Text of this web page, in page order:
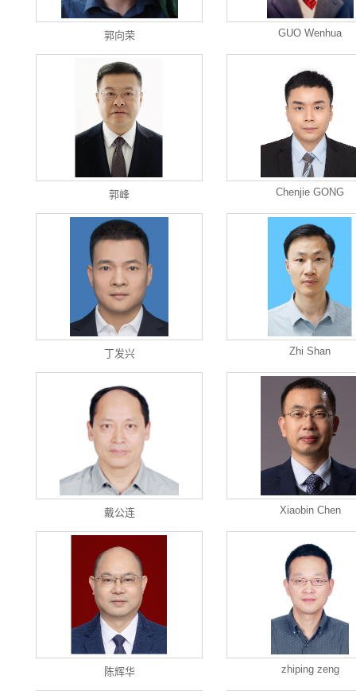
郭向荣 GUO Wenhua
郭峰 Chenjie GONG
丁发兴 Zhi Shan
戴公连 Xiaobin Chen
陈辉华 zhiping zeng